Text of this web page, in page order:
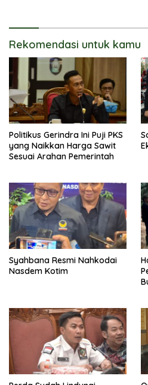
Rekomendasi untuk kamu
Politikus Gerindra Ini Puji PKS
yang Naikkan Harga Sawit
Sesuai Arahan Pemerintah
Syahbana Resmi Nahkodai
Nasdem Kotim